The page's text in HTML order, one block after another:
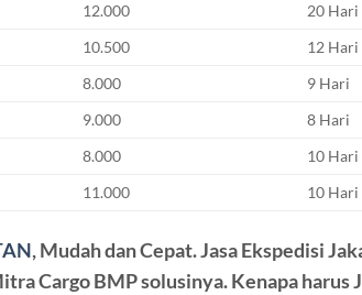
12.000 20 Hari
10.500 12 Hari
8.000 9 Hari
9.000 8 Hari
8.000 10 Hari
11.000 10 Hari
, Mudah dan Cepat. Jasa Ekspedisi
Cargo BMP solusinya. Kenapa harus